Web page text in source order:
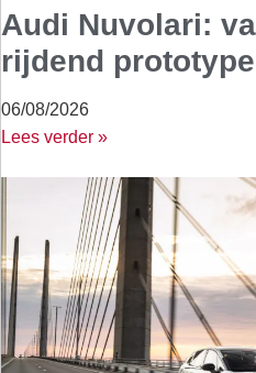
Audi Nuvolari:
rijdend
06/08/2026
Lees verder »